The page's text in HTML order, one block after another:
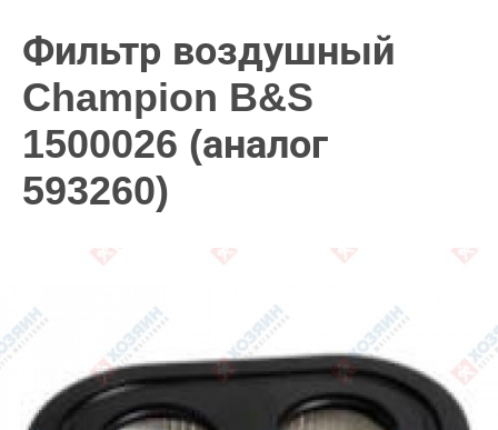
Фильтр воздушный
Champion B&S
1500026 (аналог
593260)